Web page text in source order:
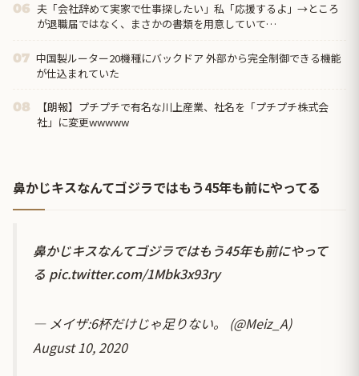
06 夫「会社辞めて実家で仕事探したい」私「応援するよ」→ところ
が退職届ではなく、まさかの書類を用意していて…
07 中国製ルーター20機種にバックドア 外部から完全制御できる機能
が仕込まれていた
08
【朗報】プチプチで有名な川上産業、社名を「プチプチ株式会
社」に変更wwwww
鼻かじキスなんてゴジラではもう45年も前にやってる
鼻かじキスなんてゴジラではもう45年も前にやって
る pic.twitter.com/1Mbk3x93ry
— メイザ:6杯だけじゃ足りない。 (@Meiz_A)
August 10, 2020